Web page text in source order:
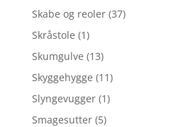
Skabe og reoler (37)
Skråstole (1)
Skumgulve (13)
Skyggehygge (11)
Slyngevugger (1)
Smagesutter (5)